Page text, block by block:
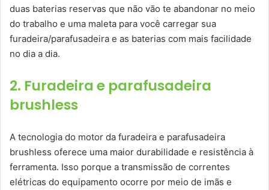
duas baterias reservas que não vão te abandonar no meio
do trabalho e uma maleta para você carregar sua
furadeira/parafusadeira e as baterias com mais facilidade
no dia a dia.
2. Furadeira e parafusadeira
brushless
A tecnologia do motor da furadeira e parafusadeira
brushless oferece uma maior durabilidade e resistência à
ferramenta. Isso porque a transmissão de correntes
elétricas do equipamento ocorre por meio de imãs e